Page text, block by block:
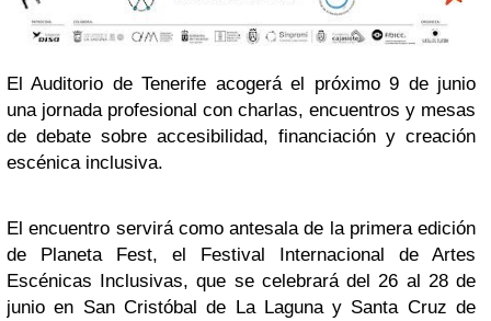
El Auditorio de Tenerife acogerá el próximo 9 de junio
una jornada profesional con charlas, encuentros y mesas
de debate sobre accesibilidad, financiación y creación
escénica inclusiva.
El encuentro servirá como antesala de la primera edición
de Planeta Fest, el Festival Internacional de Artes
Escénicas Inclusivas, que se celebrará del 26 al 28 de
junio en San Cristóbal de La Laguna y Santa Cruz de